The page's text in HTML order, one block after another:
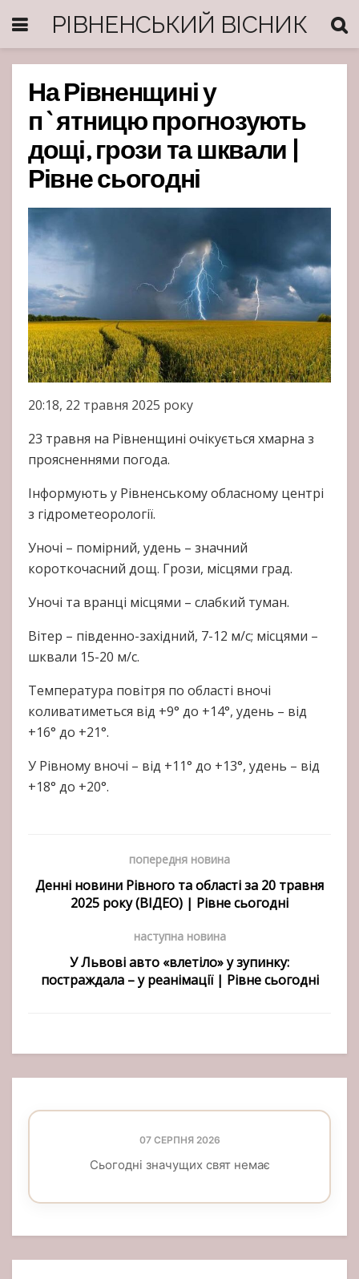
РІВНЕНСЬКИЙ ВІСНИК
На Рівненщині у
п`ятницю прогнозують
дощі, грози та шквали |
Рівне сьогодні
20:18, 22 травня 2025 року
23 травня на Рівненщині очікується хмарна з
проясненнями погода.
Інформують у Рівненському обласному центрі
з гідрометеорології.
Уночі – помірний, удень – значний
короткочасний дощ. Грози, місцями град.
Уночі та вранці місцями – слабкий туман.
Вітер – південно-західний, 7-12 м/с; місцями –
шквали 15-20 м/с.
Температура повітря по області вночі
коливатиметься від +9° до +14°, удень – від
+16° до +21°.
У Рівному вночі – від +11° до +13°, удень – від
+18° до +20°.
попередня новина
Денні новини Рівного та області за 20 травня
2025 року (ВІДЕО) | Рівне сьогодні
наступна новина
У Львові авто «влетіло» у зупинку:
постраждала – у реанімації | Рівне сьогодні
07 СЕРПНЯ 2026
Сьогодні значущих свят немає